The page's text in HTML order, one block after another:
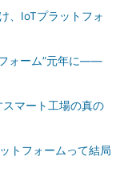
、IoTプラットフォ
ォーム”元年に――
マート工場の真の
トフォームって結局